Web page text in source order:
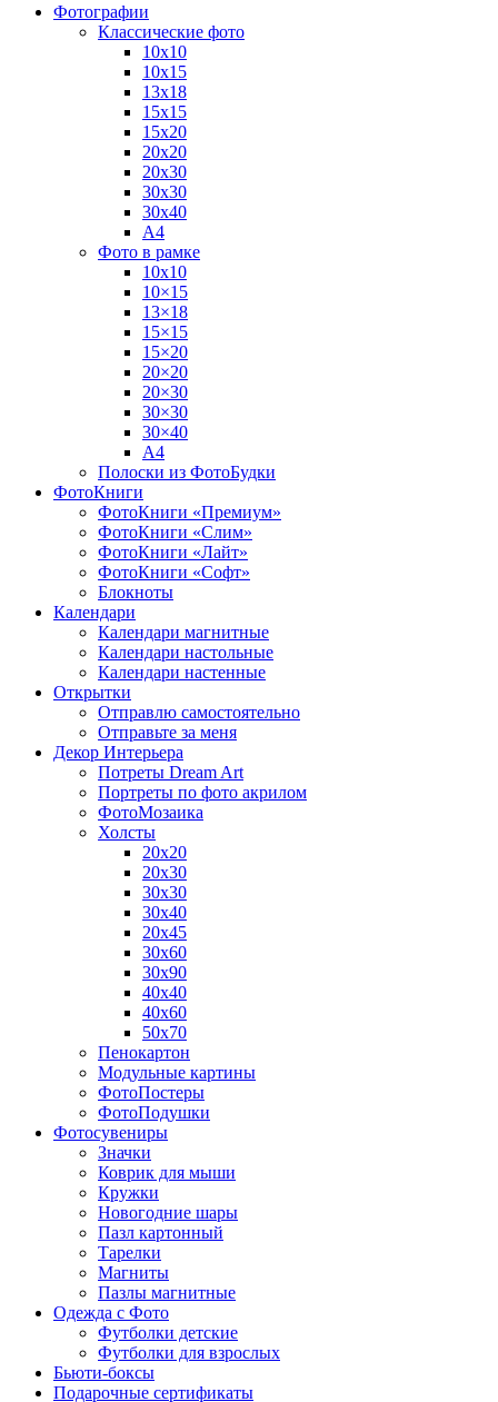
Фотографии
Классические фото
10х10
10х15
13х18
15х15
15х20
20х20
20х30
30х30
30х40
А4
Фото в рамке
10х10
10×15
13×18
15×15
15×20
20×20
20×30
30×30
30×40
A4
Полоски из ФотоБудки
ФотоКниги
ФотоКниги «Премиум»
ФотоКниги «Слим»
ФотоКниги «Лайт»
ФотоКниги «Софт»
Блокноты
Календари
Календари магнитные
Календари настольные
Календари настенные
Открытки
Отправлю самостоятельно
Отправьте за меня
Декор Интерьера
Потреты Dream Art
Портреты по фото акрилом
ФотоМозаика
Холсты
20х20
20х30
30х30
30х40
20х45
30х60
30х90
40х40
40х60
50х70
Пенокартон
Модульные картины
ФотоПостеры
ФотоПодушки
Фотоcувениры
Значки
Коврик для мыши
Кружки
Новогодние шары
Пазл картонный
Тарелки
Магниты
Пазлы магнитные
Одежда с Фото
Футболки детские
Футболки для взрослых
Бьюти-боксы
Подарочные сертификаты